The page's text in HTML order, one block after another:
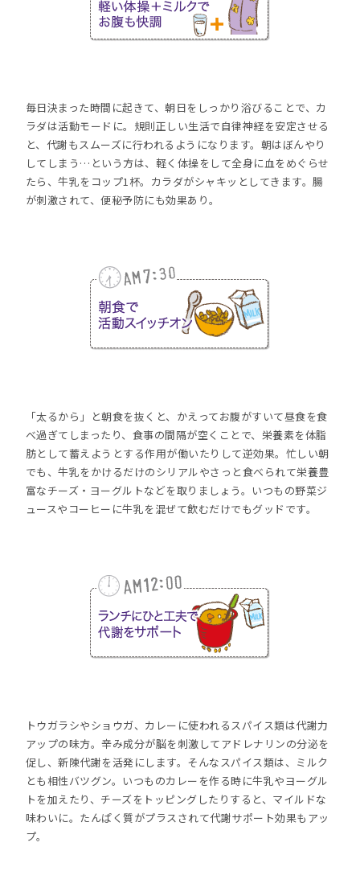
毎日決まった時間に起きて、朝日をしっかり浴びることで、カ
ラダは活動モードに。規則正しい生活で自律神経を安定させる
と、代謝もスムーズに行われるようになります。朝はぼんやり
してしまう…という方は、軽く体操をして全身に血をめぐらせ
たら、牛乳をコップ1杯。カラダがシャキッとしてきます。腸
が刺激されて、便秘予防にも効果あり。
「太るから」と朝食を抜くと、かえってお腹がすいて昼食を食
べ過ぎてしまったり、食事の間隔が空くことで、栄養素を体脂
肪として蓄えようとする作用が働いたりして逆効果。忙しい朝
でも、牛乳をかけるだけのシリアルやさっと食べられて栄養豊
富なチーズ・ヨーグルトなどを取りましょう。いつもの野菜ジ
ュースやコーヒーに牛乳を混ぜて飲むだけでもグッドです。
トウガラシやショウガ、カレーに使われるスパイス類は代謝力
アップの味方。辛み成分が脳を刺激してアドレナリンの分泌を
促し、新陳代謝を活発にします。そんなスパイス類は、ミルク
とも相性バツグン。いつものカレーを作る時に牛乳やヨーグル
トを加えたり、チーズをトッピングしたりすると、マイルドな
味わいに。たんぱく質がプラスされて代謝サポート効果もアッ
プ。